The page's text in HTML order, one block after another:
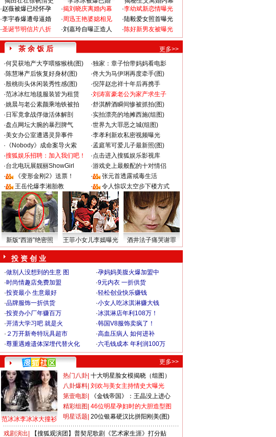
·赵薇被爆已经怀孕
·李宇春爆遭母逼婚
·圣诞节明信片八折
·揭刘晓庆离婚内幕
·周迅王艳婆媳相见
·刘嘉玲自曝正造人
·李幼斌新恋情曝光
·陆毅爱女照首曝光
·陈好新男友被曝光
茶 余 饭 后
更多>>
·何炅获地产大亨喂猕猴桃(图) ·独家：章子怡带妈妈看电影
·陈慧琳产后恢复好身材(图) ·佟大为马伊琍再度牵手(图)
·殷桃街头休闲装秀性感(图) ·倪萍赵忠祥十年后再携手
·范冰冰红地毯服装皆为租赁 ·刘涛富豪老公为家产求生子
·姚晨与老公素颜乘地铁被拍 ·舒淇醉酒瞬间惨被抓拍(图)
· 日军竟拿战俘做活体解剖 ·实拍漂亮的地摊西施(组图)
·盘点网坛大腕的暴烈脾气 ·世界九大罪恶之城(组图)
·美女办公室遭遇灵异事件 ·李孝利新欢私密视频曝光
· 《Nobody》成命案导火索 ·孟庭苇可爱儿子最新照(图)
·搜狐娱乐招聘：加入我们吧！ ·点击进入搜狐娱乐影视库
·台北电玩展靓丽ShowGirl ·游戏史上最般配的十对情侣
·
《变形金刚2》送票！ ·
张元首透露戒毒生活
·
王岳伦爆李湘胎教 · 令人惊叹太空步下楼方式
新版“西游”绝密照 王菲小女儿李嫣曝光 酒井法子痛哭谢罪
投 资 创 业
·做别人没想到的生意 图 ·孕妈妈美腹火爆加盟中
·时尚情趣店免费加盟 ·9元内衣 一折供货
·投资最小 生意最好 ·轻松创业快乐赚钱
·品牌服饰一折供货 ·小女人吃冰淇淋赚大钱
·投资办小厂年赚百万 ·冰淇淋店年利108万！
·开清大学习吧 就是火 ·韩国V8服饰卖疯了！
· ２万开新奇特玩具超市 ·高血压病人 如何进补
·尊重遇难遗体深埋代替火化 ·六毛钱成本 年利润100万
更多>>
范冰冰李冰冰大撞衫
热门八卦 十大明星脸女模揭晓（组图）
八卦爆料 刘欢与美女主持情史大曝光
第壹电影
《金钱帝国》：王晶没上进心
精彩组图 46位明星孕妇时的大胆造型图
明星话题 20位银幕硬汉比拼阳刚美(图)
戏剧演出 【搜狐观演团】普契尼歌剧《艺术家生涯》打分贴